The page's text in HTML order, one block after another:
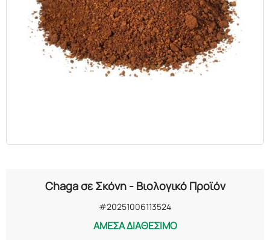
ΖΑΧΑΡΟΠΛΑΣΤΙΚΗ
ΑΙΘΕΡΙΑ ΕΛΑΙΑ
Chaga σε Σκόνη - Βιολογικό Προϊόν
#20251006113524
ΑΜΕΣΑ ΔΙΑΘΕΣΙΜΟ